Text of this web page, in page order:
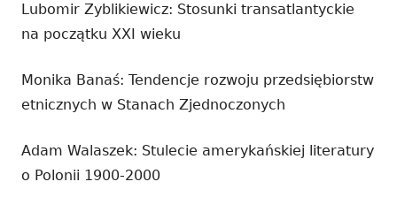
Lubomir Zyblikiewicz: Stosunki transatlantyckie
na początku XXI wieku
Monika Banaś: Tendencje rozwoju przedsiębiorstw
etnicznych w Stanach Zjednoczonych
Adam Walaszek: Stulecie amerykańskiej literatury
o Polonii 1900-2000